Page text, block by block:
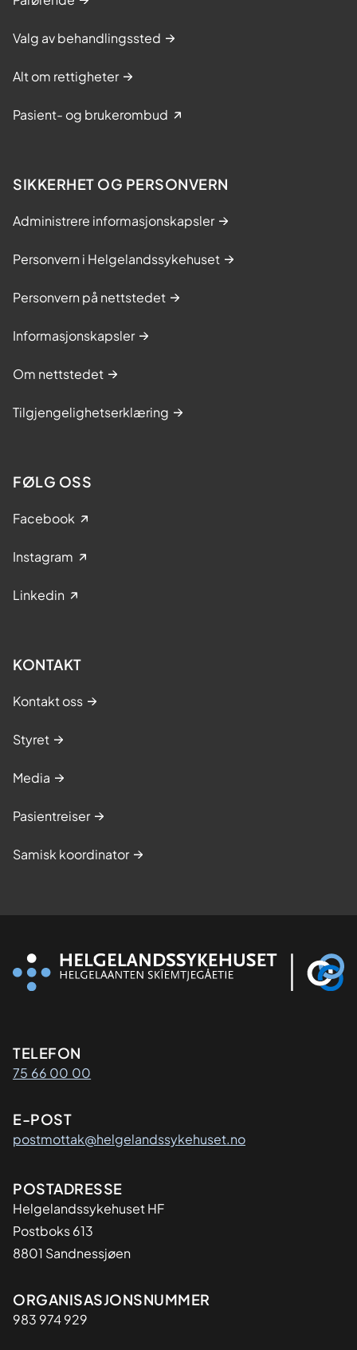
Valg av behandlingssted
Alt om rettigheter
Pasient- og brukerombud
SIKKERHET OG PERSONVERN
Administrere informasjonskapsler
Personvern i Helgelandssykehuset
Personvern på nettstedet
Informasjonskapsler
Om nettstedet
Tilgjengelighetserklæring
FØLG OSS
Facebook
Instagram
Linkedin
KONTAKT
Kontakt oss
Styret
Media
Pasientreiser
Samisk koordinator
Kontaktinformasjon
TELEFON
75 66 00 00
E-POST
postmottak@helgelandssykehuset.no
Adresse
POSTADRESSE
Helgelandssykehuset HF
Postboks 613
8801 Sandnessjøen
Organisasjon
ORGANISASJONSNUMMER
983 974 929